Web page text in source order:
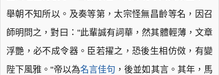
舉朝不知所以。及奏等第，太宗怪無昌齡等名，因召
師明問之，對曰："此輩誠有詞華，然其體輕薄，文章
浮艷，必不成令器。臣若擢之，恐後生相仿傚，有變
陛下風雅。"帝以為名言佳句 ，後並如其言。其年，馬